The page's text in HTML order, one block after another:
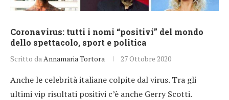
Coronavirus: tutti i nomi “positivi” del mondo
dello spettacolo, sport e politica
Scritto da Annamaria Tortora 27 Ottobre 2020
Anche le celebrità italiane colpite dal virus. Tra gli
ultimi vip risultati positivi c’è anche Gerry Scotti.